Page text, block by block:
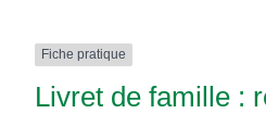
Fiche pratique
Livret de famille :